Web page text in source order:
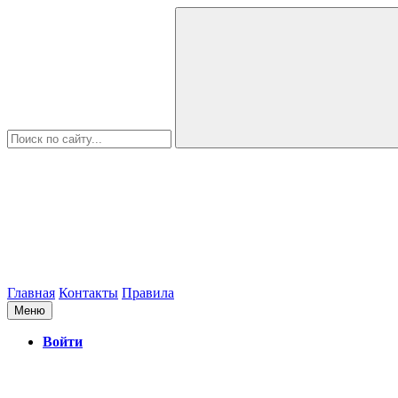
Главная Контакты Правила
Меню
Войти